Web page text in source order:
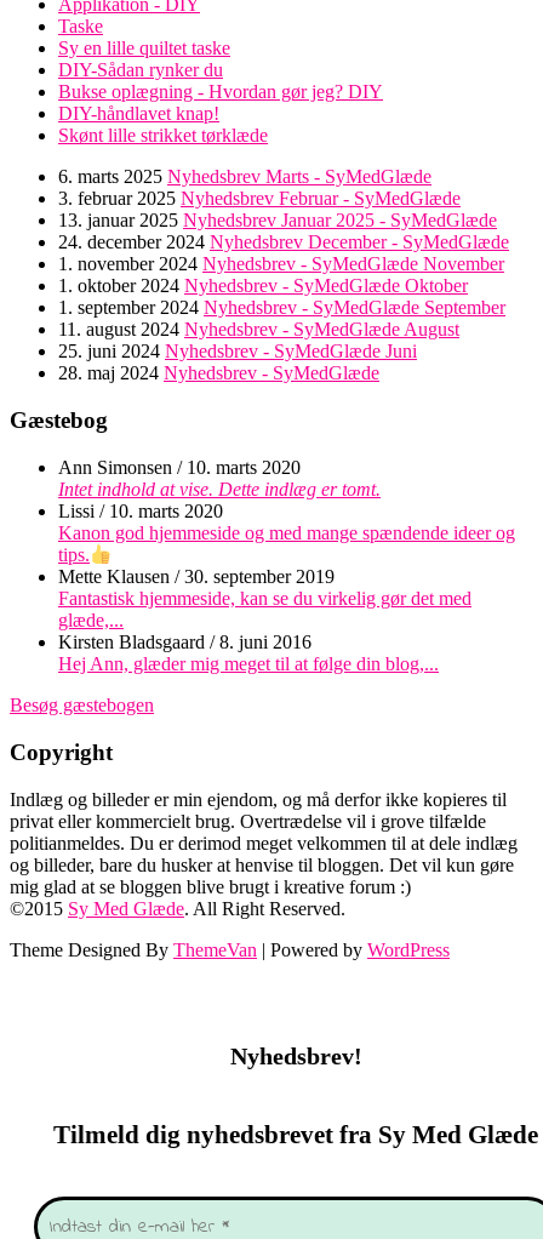
Applikation - DIY
Taske
Sy en lille quiltet taske
DIY-Sådan rynker du
Bukse oplægning - Hvordan gør jeg? DIY
DIY-håndlavet knap!
Skønt lille strikket tørklæde
6. marts 2025 Nyhedsbrev Marts - SyMedGlæde
3. februar 2025 Nyhedsbrev Februar - SyMedGlæde
13. januar 2025 Nyhedsbrev Januar 2025 - SyMedGlæde
24. december 2024 Nyhedsbrev December - SyMedGlæde
1. november 2024 Nyhedsbrev - SyMedGlæde November
1. oktober 2024 Nyhedsbrev - SyMedGlæde Oktober
1. september 2024 Nyhedsbrev - SyMedGlæde September
11. august 2024 Nyhedsbrev - SyMedGlæde August
25. juni 2024 Nyhedsbrev - SyMedGlæde Juni
28. maj 2024 Nyhedsbrev - SyMedGlæde
Gæstebog
Ann Simonsen / 10. marts 2020
Intet indhold at vise. Dette indlæg er tomt.
Lissi / 10. marts 2020
Kanon god hjemmeside og med mange spændende ideer og
tips.
Mette Klausen /30. september 2019
Fantastisk hjemmeside, kan se du virkelig gør det med
glæde,...
Kirsten Bladsgaard /8. juni 2016
Hej Ann, glæder mig meget til at følge din blog,...
Besøg gæstebogen
Copyright
Indlæg og billeder er min ejendom, og må derfor ikke kopieres til
privat eller kommercielt brug. Overtrædelse vil i grove tilfælde
politianmeldes. Du er derimod meget velkommen til at dele indlæg
og billeder, bare du husker at henvise til bloggen. Det vil kun gøre
mig glad at se bloggen blive brugt i kreative forum :)
©2015 Sy Med Glæde. All Right Reserved.
Theme Designed By ThemeVan | Powered by WordPress
Nyhedsbrev!
Tilmeld dig nyhedsbrevet fra Sy Med Glæde